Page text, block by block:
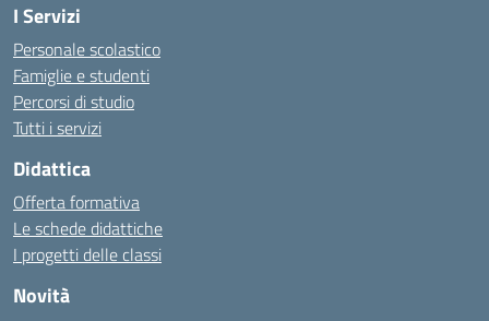
I Servizi
Personale scolastico
Famiglie e studenti
Percorsi di studio
Tutti i servizi
Didattica
Offerta formativa
Le schede didattiche
I progetti delle classi
Novità